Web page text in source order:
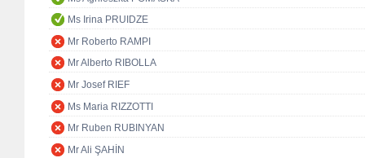
Ms Irina PRUIDZE
Mr Roberto RAMPI
Mr Alberto RIBOLLA
Mr Josef RIEF
Ms Maria RIZZOTTI
Mr Ruben RUBINYAN
Mr Ali ŞAHİN